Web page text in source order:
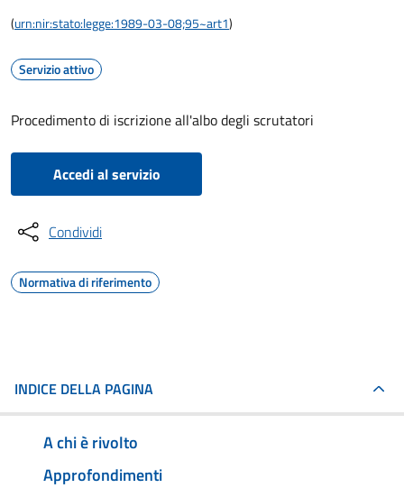
(urn:nir:stato:legge:1989-03-08;95~art1)
Servizio attivo
Procedimento di iscrizione all'albo degli scrutatori
Accedi al servizio
Condividi
Normativa di riferimento
INDICE DELLA PAGINA
A chi è rivolto
Approfondimenti